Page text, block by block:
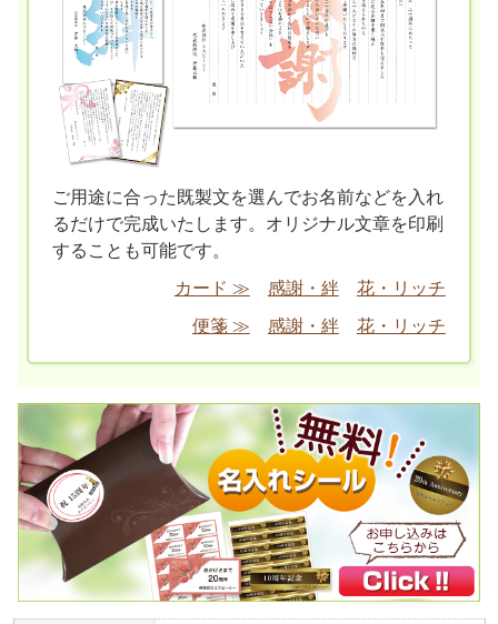
ご用途に合った既製文を選んでお名前などを入れ
るだけで完成いたします。オリジナル文章を印刷
することも可能です。
カード ≫
感謝・絆
花・リッチ
便箋 ≫
感謝・絆 花・リッチ